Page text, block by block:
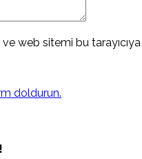
web sitemi bu
doldurun.